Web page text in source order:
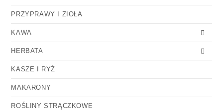
PRZYPRAWY I ZIOŁA
KAWA
HERBATA
KASZE I RYŻ
MAKARONY
ROŚLINY STRĄCZKOWE